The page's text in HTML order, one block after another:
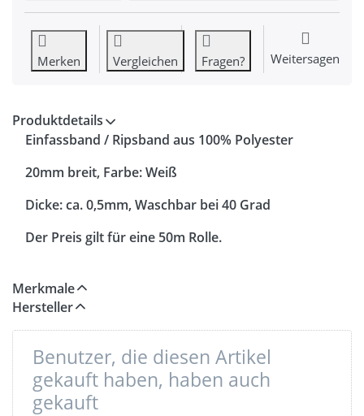
Merken Vergleichen Fragen? Weitersagen
Produktdetails
Einfassband / Ripsband aus 100% Polyester
20mm breit, Farbe: Weiß
Dicke: ca. 0,5mm, Waschbar bei 40 Grad
Der Preis gilt für eine 50m Rolle.
Merkmale
Hersteller
Benutzer, die diesen Artikel
gekauft haben, haben auch
gekauft